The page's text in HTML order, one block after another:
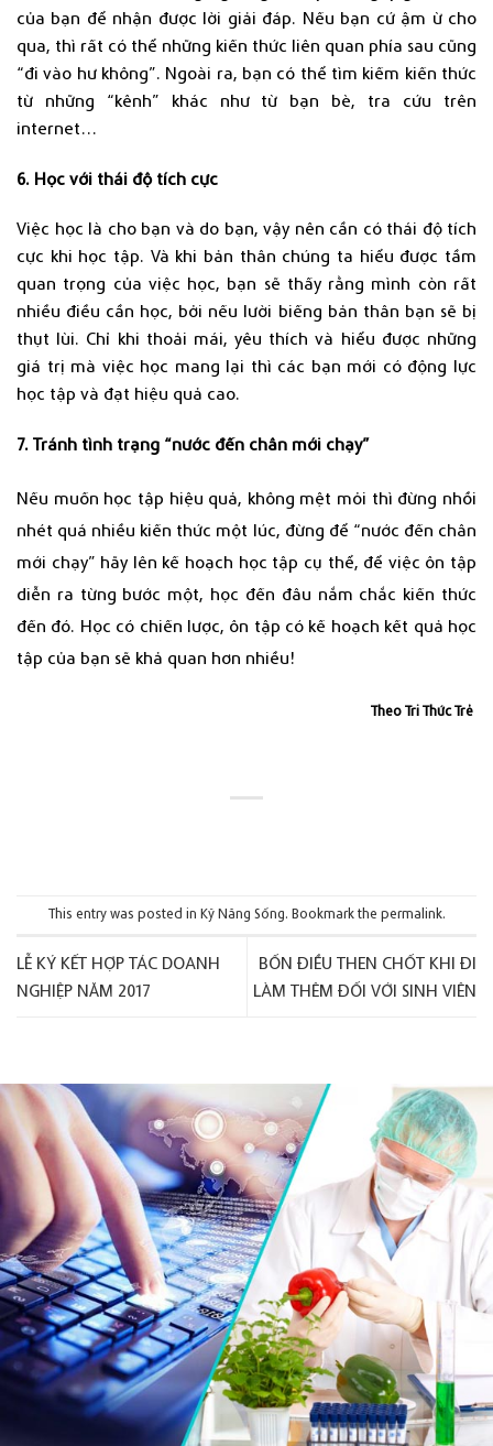
của bạn để nhận được lời giải đáp. Nếu bạn cứ ậm ừ cho
qua, thì rất có thể những kiến thức liên quan phía sau cũng
“đi vào hư không”. Ngoài ra, bạn có thể tìm kiếm kiến thức
từ những “kênh” khác như từ bạn bè, tra cứu trên
internet…
6. Học với thái độ tích cực
Việc học là cho bạn và do bạn, vậy nên cần có thái độ tích
cực khi học tập. Và khi bản thân chúng ta hiểu được tầm
quan trọng của việc học, bạn sẽ thấy rằng mình còn rất
nhiều điều cần học, bởi nếu lười biếng bản thân bạn sẽ bị
thụt lùi. Chỉ khi thoải mái, yêu thích và hiểu được những
giá trị mà việc học mang lại thì các bạn mới có động lực
học tập và đạt hiệu quả cao.
7. Tránh tình trạng “nước đến chân mới chạy”
Nếu muốn học tập hiệu quả, không mệt mỏi thì đừng nhồi
nhét quá nhiều kiến thức một lúc, đừng để “nước đến chân
mới chạy” hãy lên kế hoạch học tập cụ thể, để việc ôn tập
diễn ra từng bước một, học đến đâu nắm chắc kiến thức
đến đó. Học có chiến lược, ôn tập có kế hoạch kết quả học
tập của bạn sẽ khả quan hơn nhiều!
Theo Tri Thức Trẻ
This entry was posted in Kỹ Năng Sống. Bookmark the permalink.
LỄ KÝ KẾT HỢP TÁC DOANH
NGHIỆP NĂM 2017
BỐN ĐIỀU THEN CHỐT KHI ĐI
LÀM THÊM ĐỐI VỚI SINH VIÊN